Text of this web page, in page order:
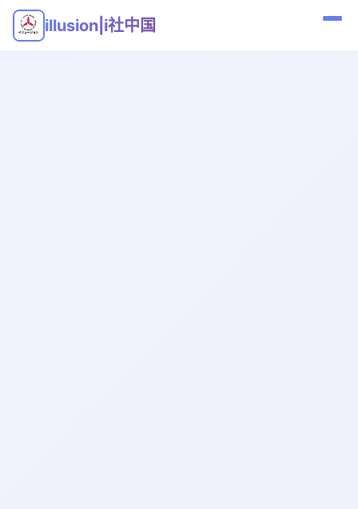
illusion|i社中国